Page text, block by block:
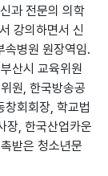
과 전문의 의학
강의하면서 신
속병원 원장역임.
산시 교육위원
원, 한국방송공
창회회장, 학교법
장, 한국산업카운
받은 청소년문